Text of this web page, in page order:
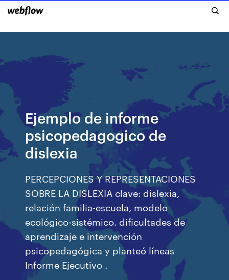
Ejemplo de informe
psicopedagogico de
dislexia
PERCEPCIONES Y REPRESENTACIONES
SOBRE LA DISLEXIA clave: dislexia,
relación familia-escuela, modelo
ecológico-sistémico. dificultades de
aprendizaje e intervención
psicopedagógica y planteó líneas
Informe Ejecutivo .